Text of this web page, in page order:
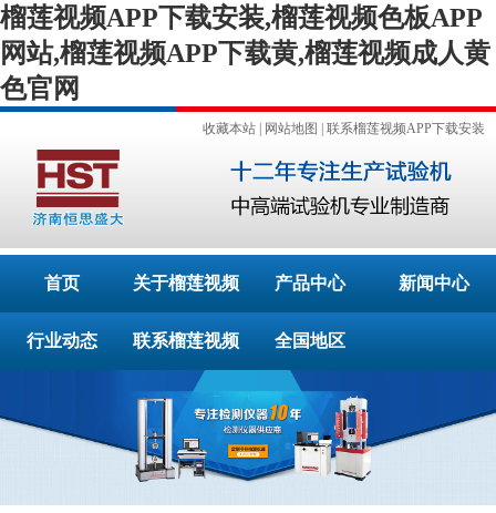
榴莲视频APP下载安装,榴莲视频色板APP
网站,榴莲视频APP下载黄,榴莲视频成人黄
色官网
收藏本站 网站地图 联系榴莲视频APP下载安装
首页 关于榴莲视频
APP下载安装
产品中心 新闻中心
行业动态 联系榴莲视频
APP下载安装
全国地区